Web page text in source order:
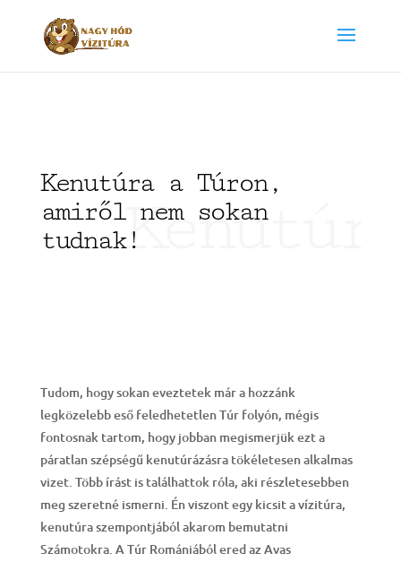
Kenutúra a Túron,
amiről nem sokan
tudnak!
Tudom, hogy sokan eveztetek már a hozzánk
legközelebb eső feledhetetlen Túr folyón, mégis
fontosnak tartom, hogy jobban megismerjük ezt a
páratlan szépségű kenutúrázásra tökéletesen alkalmas
vizet. Több írást is találhattok róla, aki részletesebben
meg szeretné ismerni. Én viszont egy kicsit a vízitúra,
kenutúra szempontjából akarom bemutatni
Számotokra. A Túr Romániából ered az Avas